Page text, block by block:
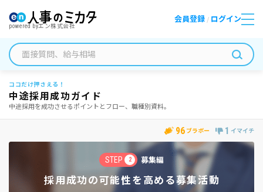
powered byエン株式会社
会員登録 / ログイン
ココだけ押さえる！
中途採用成功ガイド
中途採用を成功させるポイントとフロー、職種別資料。
96 ブラボー 1 イマイチ
STEP 2 募集編
採用成功の可能性を高める募集活動